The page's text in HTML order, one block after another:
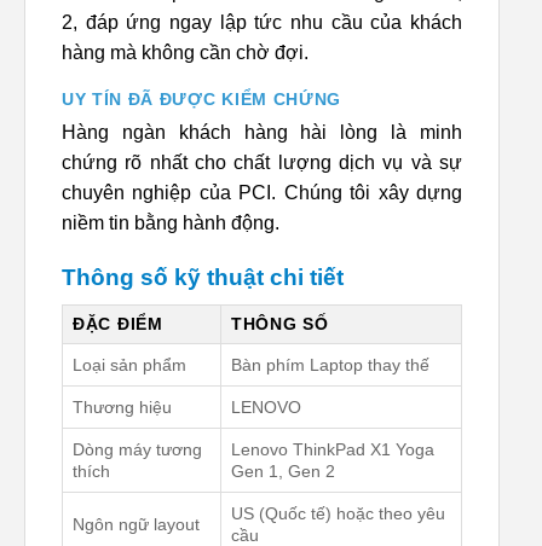
2, đáp ứng ngay lập tức nhu cầu của khách
hàng mà không cần chờ đợi.
UY TÍN ĐÃ ĐƯỢC KIỂM CHỨNG
Hàng ngàn khách hàng hài lòng là minh
chứng rõ nhất cho chất lượng dịch vụ và sự
chuyên nghiệp của PCI. Chúng tôi xây dựng
niềm tin bằng hành động.
Thông số kỹ thuật chi tiết
ĐẶC ĐIỂM THÔNG SỐ
Loại sản phẩm Bàn phím Laptop thay thế
Thương hiệu LENOVO
Dòng máy tương
thích
Lenovo ThinkPad X1 Yoga
Gen 1, Gen 2
Ngôn ngữ layout
US (Quốc tế) hoặc theo yêu
cầu